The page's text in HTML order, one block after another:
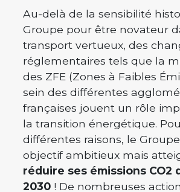
Au-delà de la sensibilité
Groupe pour être novateur
transport vertueux, des
réglementaires tels que la
des ZFE (Zones à Faibles
sein des différentes
françaises jouent un rôle
la transition énergétique.
différentes raisons, le Groupe
objectif ambitieux mais
réduire ses émissions CO2
2030 ! De nombreuses